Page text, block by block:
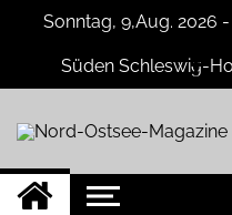
Sonntag, 9,Aug. 2026
Süden Schleswig-
Nord-
Der Blog der